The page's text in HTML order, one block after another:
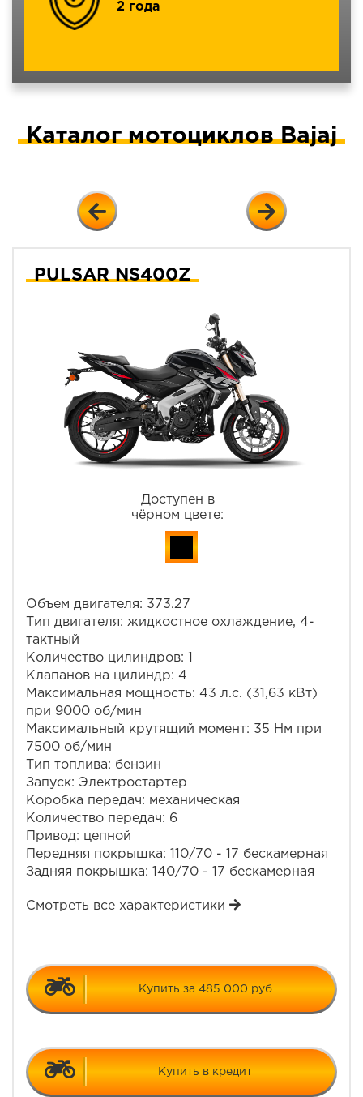
2 года
Каталог мотоциклов Bajaj
PULSAR NS400Z
Доступен в
чёрном цвете:
Объем двигателя: 373.27
Тип двигателя: жидкостное охлаждение, 4-
тактный
Количество цилиндров: 1
Клапанов на цилиндр: 4
Максимальная мощность: 43 л.с. (31,63 кВт)
при 9000 об/мин
Максимальный крутящий момент: 35 Нм при
7500 об/мин
Тип топлива: бензин
Запуск: Электростартер
Коробка передач: механическая
Количество передач: 6
Привод: цепной
Передняя покрышка: 110/70 - 17 бескамерная
Задняя покрышка: 140/70 - 17 бескамерная
Смотреть все характеристики
Купить за 485 000 руб
Купить в кредит